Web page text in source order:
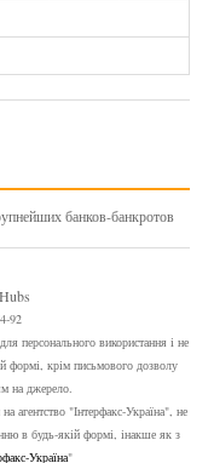
банков-банкротов
92
персонального використання і не
формі, крім письмового дозволу
на джерело.
агентство "Інтерфакс-Україна", не
в будь-якій формі, інакше як з
Україна"